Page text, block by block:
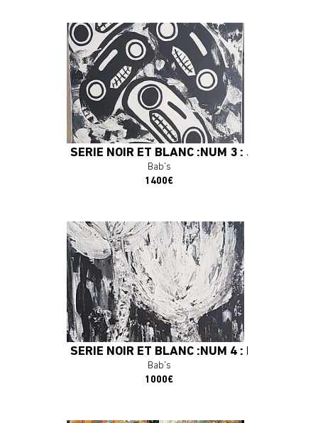
SÉRIE NOIR ET BLANC :NUM 3 : J'EN AI
Bab's
1400€
SÉRIE NOIR ET BLANC :NUM 4 : PHOENIX
Bab's
1000€
En savoir plus
J'ACHÈTE L'OEUVRE
En savoir plus
J'ACHÈTE L'OEUVRE